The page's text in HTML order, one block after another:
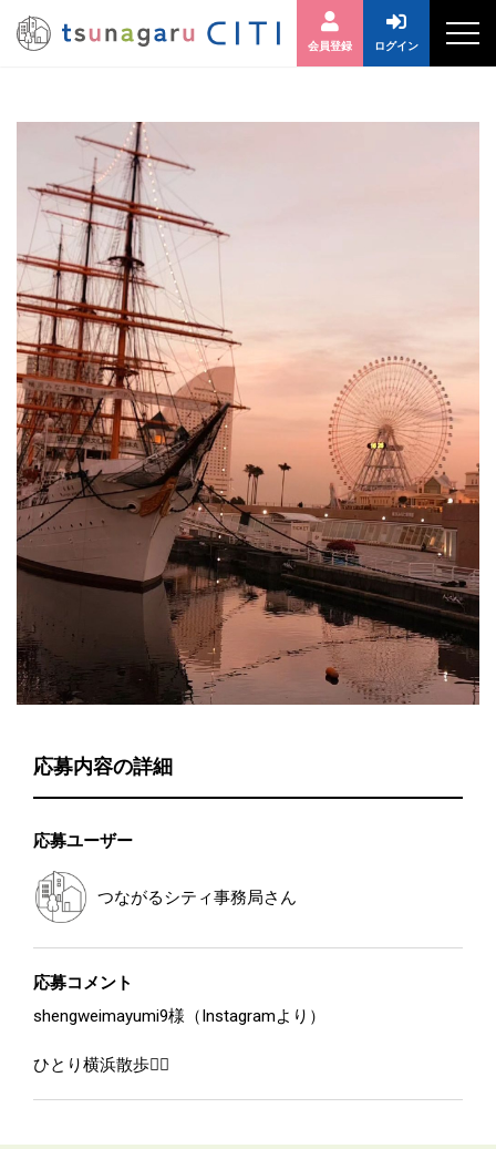
会員登録 ログイン
応募内容の詳細
応募ユーザー
つながるシティ事務局さん
応募コメント
shengweimayumi9様（Instagramより）
ひとり横浜散歩🚶‍♀️